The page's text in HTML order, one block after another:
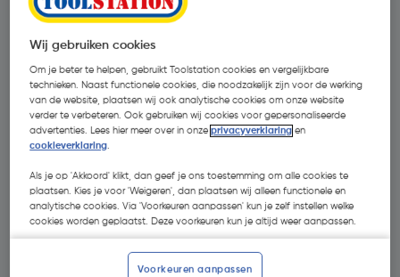
Wij gebruiken cookies
Om je beter te helpen, gebruikt Toolstation cookies en vergelijkbare
technieken. Naast functionele cookies, die noodzakelijk zijn voor de werking
van de website, plaatsen wij ook analytische cookies om onze website
verder te verbeteren. Ook gebruiken wij cookies voor gepersonaliseerde
advertenties. Lees hier meer over in onzeprivacyverklaring en
cookieverklaring.
Als je op 'Akkoord' klikt, dan geef je ons toestemming om alle cookies te
plaatsen. Kies je voor 'Weigeren', dan plaatsen wij alleen functionele en
analytische cookies. Via 'Voorkeuren aanpassen' kun je zelf instellen welke
cookies worden geplaatst. Deze voorkeuren kun je altijd weer aanpassen.
Voorkeuren aanpassen